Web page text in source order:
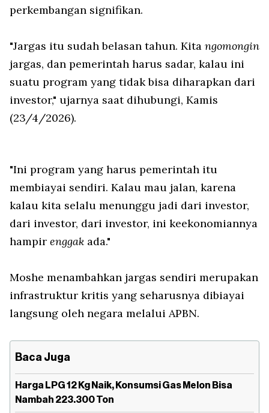
perkembangan signifikan.
"Jargas itu sudah belasan tahun. Kita ngomongin
jargas, dan pemerintah harus sadar, kalau ini
suatu program yang tidak bisa diharapkan dari
investor," ujarnya saat dihubungi, Kamis
(23/4/2026).
"Ini program yang harus pemerintah itu
membiayai sendiri. Kalau mau jalan, karena
kalau kita selalu menunggu jadi dari investor,
dari investor, dari investor, ini keekonomiannya
hampir enggak ada."
Moshe menambahkan jargas sendiri merupakan
infrastruktur kritis yang seharusnya dibiayai
langsung oleh negara melalui APBN.
Baca Juga
Harga LPG 12 Kg Naik, Konsumsi Gas Melon Bisa
Nambah 223.300 Ton